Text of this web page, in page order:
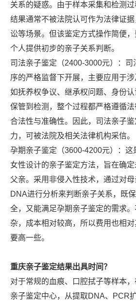
关系的疑惑。由于样本采集和检测
结果通常不被法院认可作为法律证
讼等场景。但该鉴定方式操作简便
个人提供初步的亲子关系判断。
司法亲子鉴定（2400-3000元）：司
序的严格监督下开展，主要应用于涉
如抚养权争议、继承权问题、身份认
保管到检测，整个过程都严格遵循
合法性与准确性。因此，司法亲子
力，可被法院及相关法律机构采信。
孕期亲子鉴定（3600-4200元）：这
女性设计的亲子鉴定方法，旨在确
父亲。采用非侵入性技术，通过对
DNA进行分析来判断亲子关系，既
全，又能满足孕期亲子鉴定的需求
杂，成本相对较高，所以费用也相
要高一些。
重庆亲子鉴定结果出具时间？
对于常规的血痕、口腔拭子等样本
亲子鉴定中心，从提取DNA、PCR